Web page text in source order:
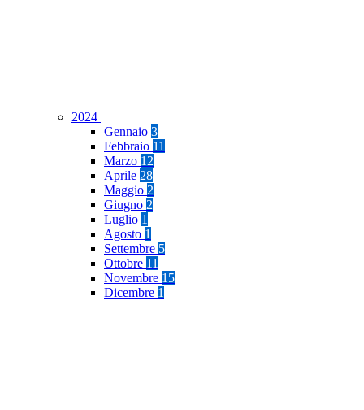
2024
Gennaio 3
Febbraio 11
Marzo 12
Aprile 28
Maggio 2
Giugno 2
Luglio 1
Agosto 1
Settembre 5
Ottobre 11
Novembre 15
Dicembre 1